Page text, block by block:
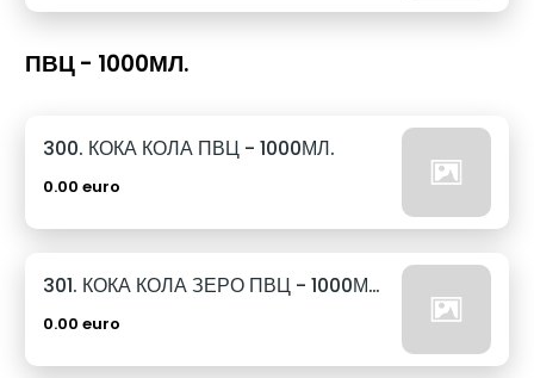
ПВЦ - 1000МЛ.
300. КОКА КОЛА ПВЦ - 1000МЛ.
0.00 euro
301. КОКА КОЛА ЗЕРО ПВЦ - 1000МЛ.
0.00 euro